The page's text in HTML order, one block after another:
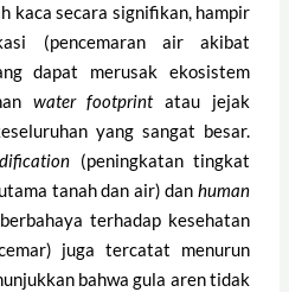
kaca secara signifikan, hampir
(pencemaran air akibat
dapat merusak ekosistem
water footprintatau jejak
yang sangat besar.
(peningkatan tingkat
tanah dan air) dan human
terhadap kesehatan
juga tercatat menurun
bahwa gula aren tidak